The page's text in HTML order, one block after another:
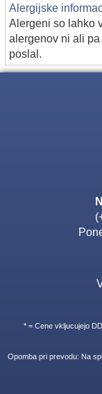
Alergijske
Alergeni so lahko
alergenov ni ali
poslal.
* = Cene vkljucujejo
Opomba pri prevodu: Na